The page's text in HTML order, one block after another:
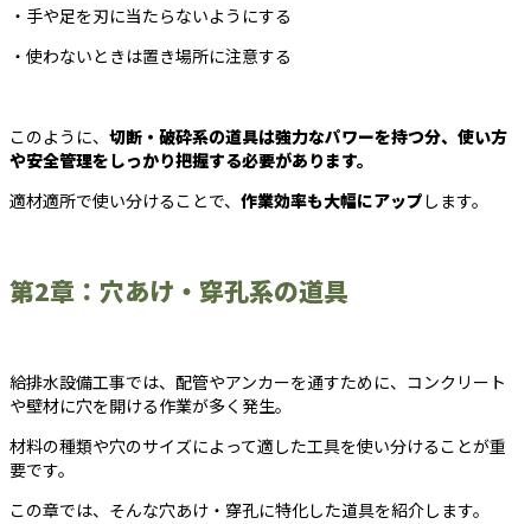
・手や足を刃に当たらないようにする
・使わないときは置き場所に注意する
このように、 切断・破砕系の道具は強力なパワーを持つ分、使い方
や安全管理をしっかり把握する必要があります。
適材適所で使い分けることで、 作業効率も大幅にアップ します。
第2章：穴あけ・穿孔系の道具
給排水設備工事では、配管やアンカーを通すために、コンクリート
や壁材に穴を開ける作業が多く発生。
材料の種類や穴のサイズによって適した工具を使い分けることが重
要です。
この章では、そんな穴あけ・穿孔に特化した道具を紹介します。